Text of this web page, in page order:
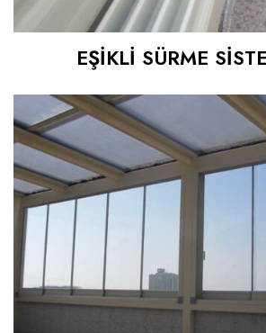
EŞİKLİ SÜRME